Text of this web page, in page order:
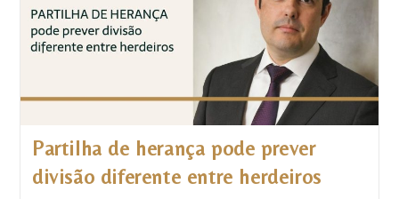
Partilha de herança pode prever
divisão diferente entre herdeiros